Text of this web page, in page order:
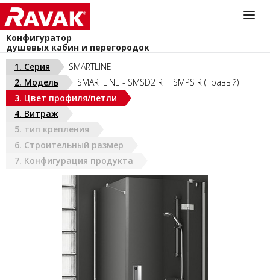
Конфигуратор
душевых кабин и перегородок
044-383-40-40
install@ravak.ua
Пн - Пт. 9.00 - 18.00
УКРАИНА (РУС)
1. Серия
SMARTLINE
2. Модель
SMARTLINE - SMSD2 R + SMPS R (правый)
3. Цвет профиля/петли
4. Витраж
5. тип крепления
6. Строительный размер
7. Конфигурация продукта